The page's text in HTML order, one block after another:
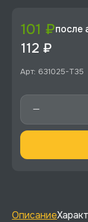
101 ₽после
112 ₽
Арт: 631025-T35
Описание